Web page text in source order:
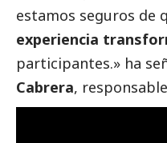
estamos seguros de
experiencia
participantes.» ha
Cabrera,